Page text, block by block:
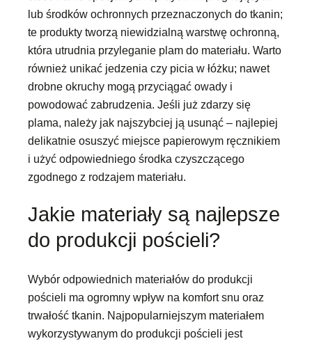
lub środków ochronnych przeznaczonych do tkanin;
te produkty tworzą niewidzialną warstwę ochronną,
która utrudnia przyleganie plam do materiału. Warto
również unikać jedzenia czy picia w łóżku; nawet
drobne okruchy mogą przyciągać owady i
powodować zabrudzenia. Jeśli już zdarzy się
plama, należy jak najszybciej ją usunąć – najlepiej
delikatnie osuszyć miejsce papierowym ręcznikiem
i użyć odpowiedniego środka czyszczącego
zgodnego z rodzajem materiału.
Jakie materiały są najlepsze
do produkcji pościeli?
Wybór odpowiednich materiałów do produkcji
pościeli ma ogromny wpływ na komfort snu oraz
trwałość tkanin. Najpopularniejszym materiałem
wykorzystywanym do produkcji pościeli jest